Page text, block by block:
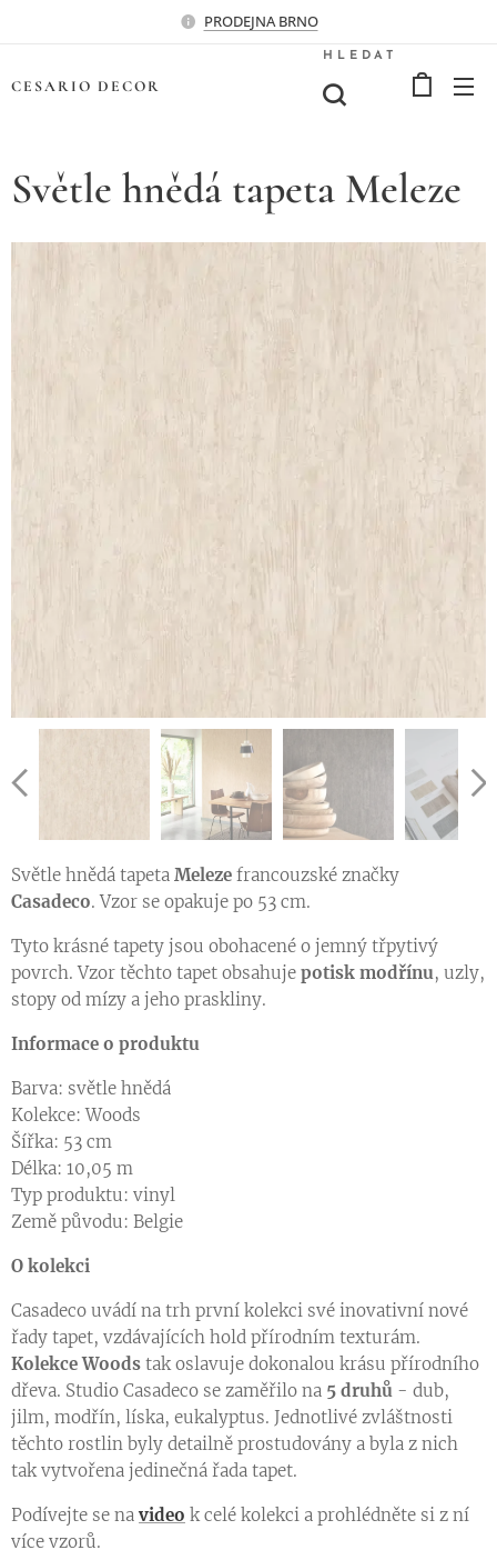
PRODEJNA BRNO
CESARIO DECOR
HLEDAT
Světle hnědá tapeta Meleze
Ukázka vzoru tapety v jiné barevné variantě
Ukázka vzoru tapety v jiné barevné variantě
Ukázka vzoru tapety v jiné barevné variantě
Světle hnědá tapeta Meleze francouzské značky
Casadeco. Vzor se opakuje po 53 cm.
Tyto krásné tapety jsou obohacené o jemný třpytivý
povrch. Vzor těchto tapet obsahuje potisk modřínu, uzly,
stopy od mízy a jeho praskliny.
Informace o produktu
Barva: světle hnědá
Kolekce: Woods
Šířka: 53 cm
Délka: 10,05 m
Typ produktu: vinyl
Země původu: Belgie
O kolekci
Casadeco uvádí na trh první kolekci své inovativní nové
řady tapet, vzdávajících hold přírodním texturám.
Kolekce Woods tak oslavuje dokonalou krásu přírodního
dřeva. Studio Casadeco se zaměřilo na 5 druhů - dub,
jilm, modřín, líska, eukalyptus. Jednotlivé zvláštnosti
těchto rostlin byly detailně prostudovány a byla z nich
tak vytvořena jedinečná řada tapet.
Podívejte se na video k celé kolekci a prohlédněte si z ní
více vzorů.